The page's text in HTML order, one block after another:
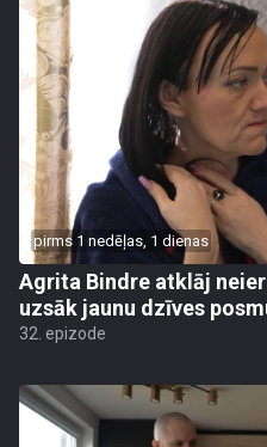
pirms 1 nedēļas, 1 dienas
Agrita Bindre atklāj
uzsāk jaunu dzīves
32. epizode